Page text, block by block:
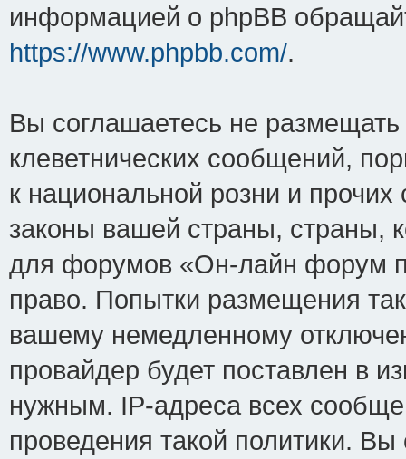
информацией о phpBB
https://www.phpbb.com/.
Вы соглашаетесь не
клеветнических сообщений,
к национальной розни и
законы вашей страны, страны,
для форумов «Он-лайн форум
право. Попытки размещения
вашему немедленному
провайдер будет поставлен в
нужным. IP-адреса всех
проведения такой политики.